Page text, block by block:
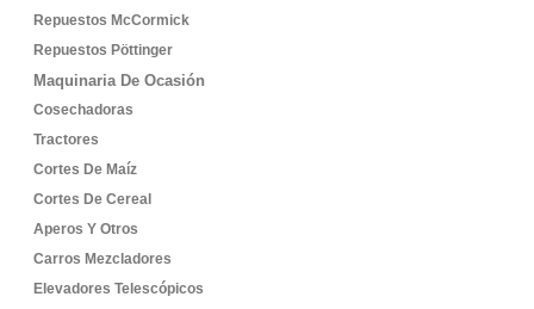
Repuestos McCormick
Repuestos Pöttinger
Maquinaria De Ocasión
Cosechadoras
Tractores
Cortes De Maíz
Cortes De Cereal
Aperos Y Otros
Carros Mezcladores
Elevadores Telescópicos